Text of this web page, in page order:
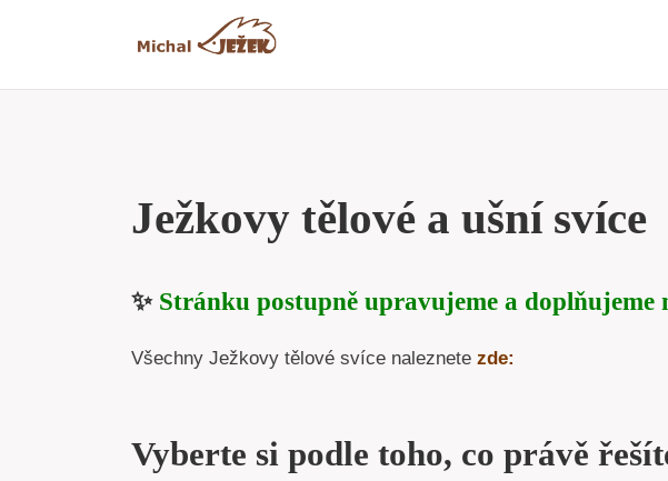
Ježkovy tělové a ušní svíce
✨ Stránku postupně upravujeme a doplňujeme
Všechny Ježkovy tělové svíce naleznete zde:
Vyberte si podle toho, co právě